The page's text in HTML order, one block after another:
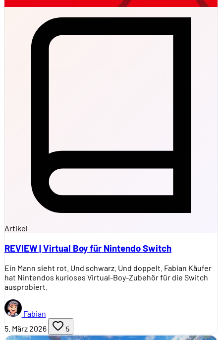
Artikel
REVIEW | Virtual Boy für Nintendo Switch
Ein Mann sieht rot. Und schwarz. Und doppelt. Fabian Käufer
hat Nintendos kurioses Virtual-Boy-Zubehör für die Switch
ausprobiert.
Fabian
5. März 2026
5